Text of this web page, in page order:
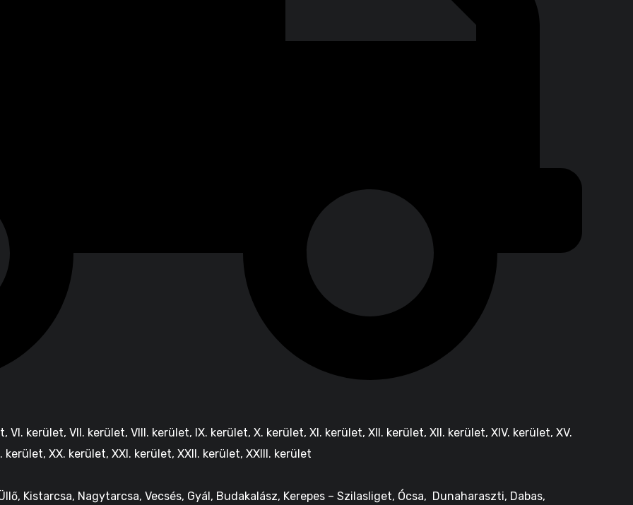
VI. kerület, VII. kerület, VIII. kerület, IX. kerület, X. kerület, XI. kerület, XII. kerület, XII. kerület, XIV. kerület, XV.
XX. kerület, XXI. kerület, XXII. kerület, XXIII. kerület
Kistarcsa, Nagytarcsa, Vecsés, Gyál, Budakalász, Kerepes – Szilasliget, Ócsa, Dunaharaszti, Dabas,